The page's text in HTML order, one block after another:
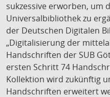
sukzessive erworben, um
Universalbibliothek zu
der Deutschen Digitalen
„Digitalisierung der
Handschriften der SUB
ersten Schritt 74
Kollektion wird zukünftig
Handschriften erweitert